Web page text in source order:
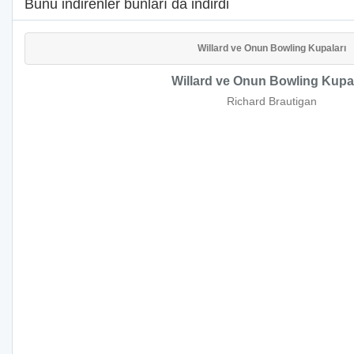
Bunu indirenler bunları da indirdi
Willard ve Onun Bowling Kupaları
Willard ve Onun Bowling
Richard Brautigan